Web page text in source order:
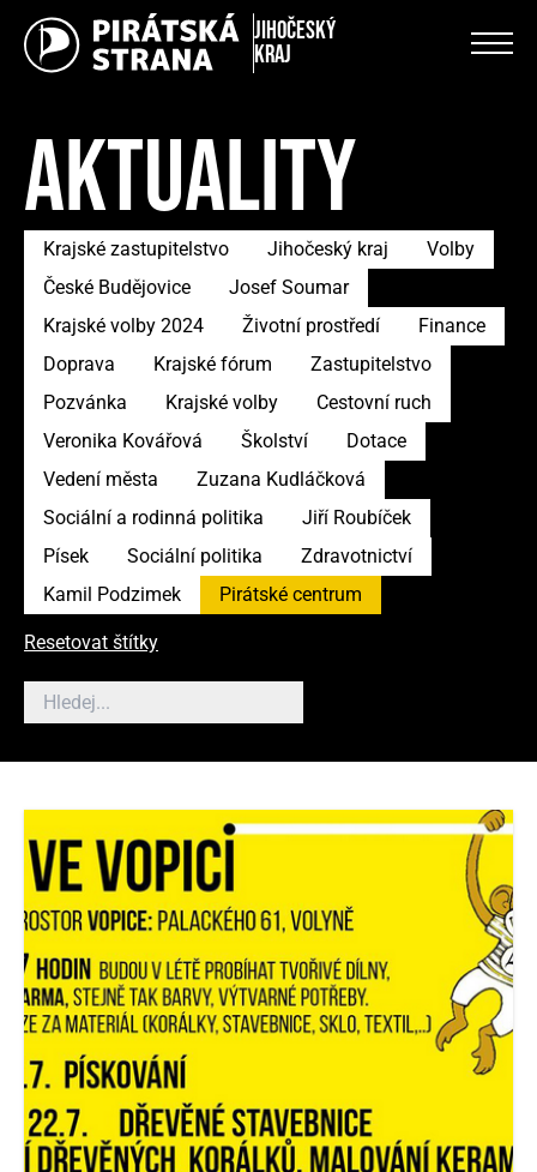
Jihočeský
kraj
AKTUALITY
Krajské zastupitelstvo Jihočeský kraj
Volby
České Budějovice
Josef Soumar
Krajské volby 2024
Životní prostředí
Finance
Doprava
Krajské fórum
Zastupitelstvo
Pozvánka
Krajské volby
Cestovní ruch
Veronika Kovářová
Školství
Dotace
Vedení města
Zuzana Kudláčková
Sociální a rodinná politika
Jiří Roubíček
Písek
Sociální politika
Zdravotnictví
Kamil Podzimek
Pirátské centrum
Resetovat štítky